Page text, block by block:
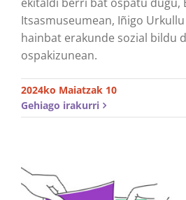
Itsasmuseumean, Iñigo
hainbat erakunde sozial bildu
ospakizunean.
2024ko Maiatzak 10
Gehiago irakurri